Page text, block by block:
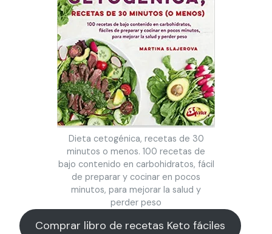
Dieta cetogénica, recetas de 30
minutos o menos. 100 recetas de
bajo contenido en carbohidratos, fácil
de preparar y cocinar en pocos
minutos, para mejorar la salud y
perder peso
Comprar libro de recetas Keto fáciles